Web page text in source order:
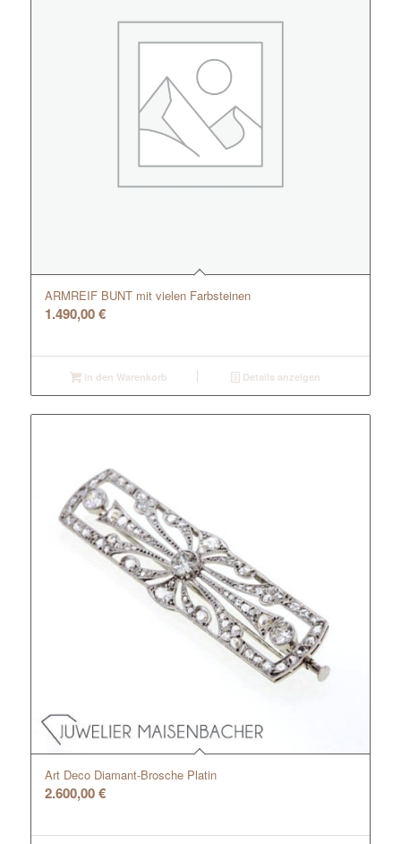
ARMREIF BUNT mit vielen Farbsteinen
1.490,00€
In den Warenkorb Details anzeigen
Art Deco Diamant-Brosche Platin
2.600,00€